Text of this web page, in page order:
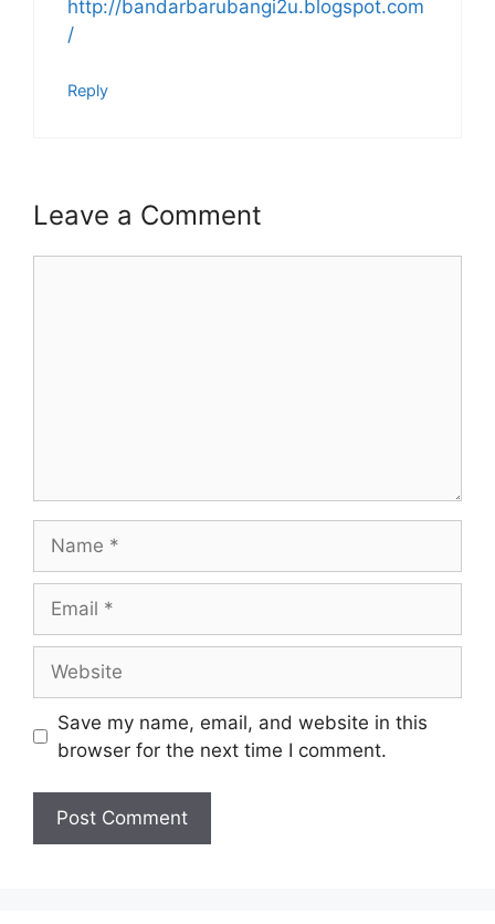
http://bandarbarubangi2u.blogspot.com
/
Reply
Leave a Comment
Save my name, email, and website in this
browser for the next time I comment.